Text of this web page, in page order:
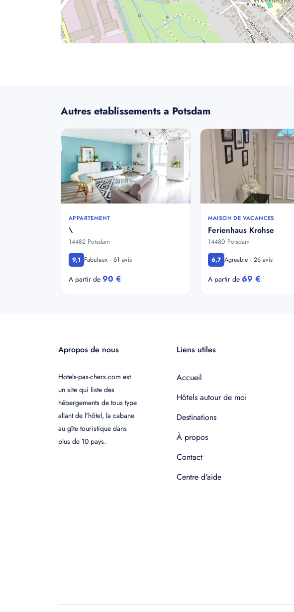
Autres etablissements a Potsdam
APPARTEMENT
\
14482 Potsdam
9,1 Fabuleux · 61 avis
A partir de 90 €
MAISON DE VACANCES
Ferienhaus Krohse
14480 Potsdam
6,7 Agreable · 26 avis
A partir de 69 €
Apropos de nous
Hotels-pas-chers.com est
un site qui liste des
hébergements de tous type
allant de l'hôtel, la cabane
au gîte touristique dans
plus de 10 pays.
Liens utiles
Accueil
Hôtels autour de moi
Destinations
À propos
Contact
Centre d'aide